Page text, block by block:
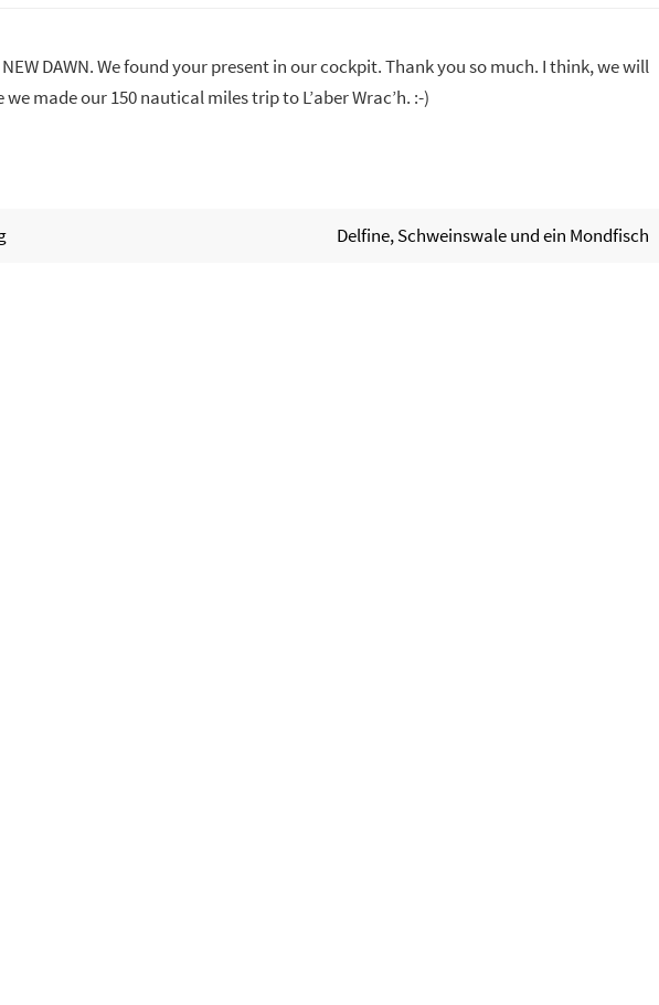
DAWN. We found your present in our cockpit. Thank you so much. I think, we will
made our 150 nautical miles trip to L’aber Wrac’h. :-)
Delfine, Schweinswale und ein Mondfisch